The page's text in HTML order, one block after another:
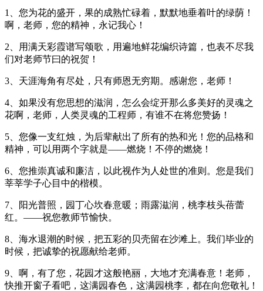
1、您为花的盛开，果的成熟忙碌着，默默地垂着叶的绿荫！
啊，老师，您的精神，永记我心！
2、用满天彩霞谱写颂歌，用遍地鲜花编织诗篇，也表不尽我
们对老师节曰的祝贺！
3、天涯海角有尽处，只有师恩无穷期。感谢您，老师！
4、如果没有您思想的滋润，怎么会绽开那么多美好的灵魂之
花啊，老师，人类灵魂的工程师，有谁不在将您赞扬！
5、您像一支红烛，为后辈献出了所有的热和光！您的品格和
精神，可以用两个字就是——燃烧！不停的燃烧！
6、您推崇真诚和廉洁，以此视作为人处世的准则。您是我们
莘莘学子心目中的楷模。
7、阳光普照，园丁心坎春意暖；雨露滋润，桃李枝头蓓蕾
红。——祝您教师节愉快。
8、海水退潮的时候，把五彩的贝壳留在沙滩上。我们毕业的
时候，把诚挚的祝愿献给老师。
9、啊，有了您，花园才这般艳丽，大地才充满春意！老师，
快推开窗子看吧，这满园春色，这满园桃李，都在向您敬礼！